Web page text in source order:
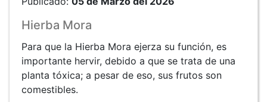
Hierba Mora
Para que la Hierba Mora ejerza su función, es
importante hervir, debido a que se trata de una
planta tóxica; a pesar de eso, sus frutos son
comestibles.